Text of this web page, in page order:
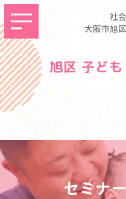
社
大阪市旭
旭区 子ど
セミナ